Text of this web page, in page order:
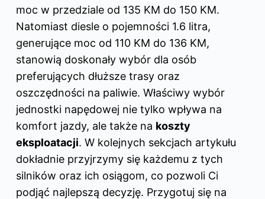
moc w przedziale od 135 KM do 150 KM.
Natomiast diesle o pojemności 1.6 litra,
generujące moc od 110 KM do 136 KM,
stanowią doskonały wybór dla osób
preferujących dłuższe trasy oraz
oszczędności na paliwie. Właściwy wybór
jednostki napędowej nie tylko wpływa na
komfort jazdy, ale także na koszty
eksploatacji. W kolejnych sekcjach artykułu
dokładnie przyjrzymy się każdemu z tych
silników oraz ich osiągom, co pozwoli Ci
podjąć najlepszą decyzję. Przygotuj się na